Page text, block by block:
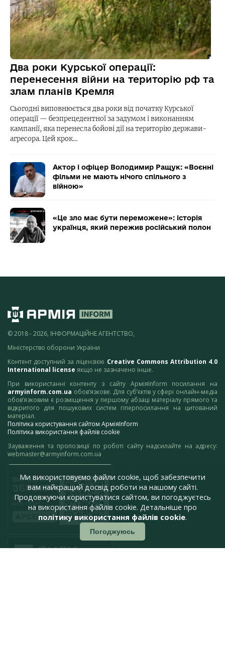
Два роки Курської операції:
перенесення війни на територію рф та
злам планів Кремля
Сьогодні виповнюється два роки від початку Курської
операції — безпрецедентної за задумом і виконанням
кампанії, яка перенесла бойові дії на територію держави-
агресора. Цей крок…
Актор і офіцер Володимир Ращук: «Воєнні
фільми не мають нічого спільного з
війною»
«Це зло має бути переможене»: історія
українця, який пережив російський полон
© 2018 - 2026, ІНФОРМАЦІЙНЕ АГЕНТСТВО,
Міністерство оборони України
Контент доступний за ліцензією Creative Commons Attribution 4.0
International license якщо не зазначено інше.
При використанні контенту з сайту АрміяInform посилання на
armyinform.com.ua обов’язкове. Для суб’єктів у сфері онлайн-медіа
обов’язковим є розміщення у першому абзаці матеріалу прямого та
відкритого для пошукових систем гіперпосилання на цитований
матеріал.
Політика користування сайтом АрміяInform
Політика використання файлів cookie
Зауваження та пропозиції по роботі сайту надсилайте на адресу:
webmaster@armyinform.com.ua
Ми використовуємо файли cookie, щоб забезпечити
вам найкращий досвід роботи на нашому сайті.
Продовжуючи користуватися сайтом, ви погоджуєтесь
на використання файлів cookie. Детальніше про
політику використання файлів cookie.
Погоджуюсь